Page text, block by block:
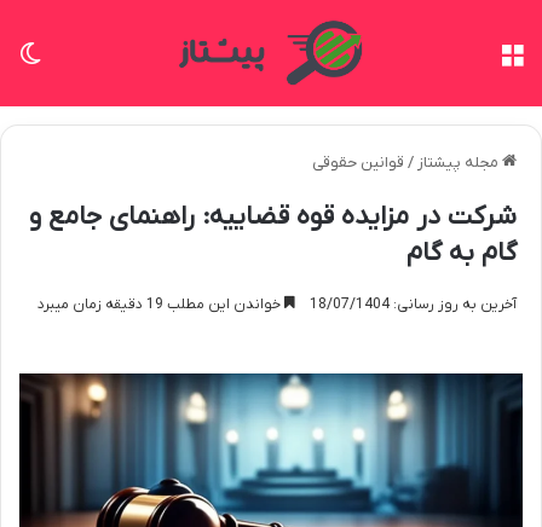
مجله پیشتاز / قوانین حقوقی
شرکت در مزایده قوه قضاییه: راهنمای جامع و
گام به گام
آخرین به روز رسانی: 18/07/1404 خواندن این مطلب 19 دقیقه زمان میبرد